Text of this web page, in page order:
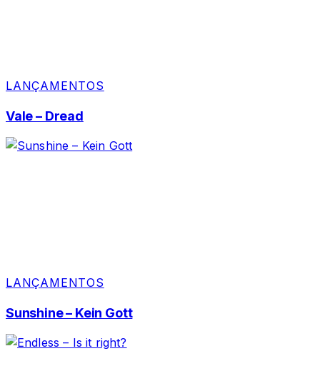
LANÇAMENTOS
Vale – Dread
LANÇAMENTOS
Sunshine – Kein Gott